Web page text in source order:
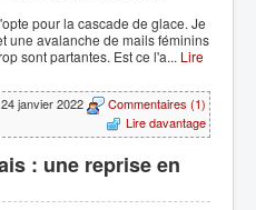
pour la cascade de glace. Je
une avalanche de mails féminins
sont partantes. Est ce l'a... Lire
janvier 2022
Commentaires (1)
Lire davantage
: une reprise en